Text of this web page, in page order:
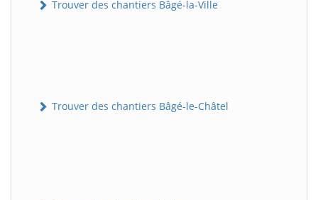
Trouver des chantiers Bâgé-la-Ville
Trouver des chantiers Bâgé-le-Châtel